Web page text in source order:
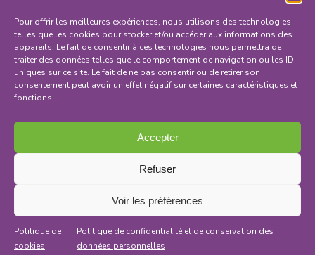
Pour offrir les meilleures expériences, nous utilisons des technologies
telles que les cookies pour stocker et/ou accéder aux informations des
appareils. Le fait de consentir à ces technologies nous permettra de
traiter des données telles que le comportement de navigation ou les ID
uniques sur ce site. Le fait de ne pas consentir ou de retirer son
consentement peut avoir un effet négatif sur certaines caractéristiques et
fonctions.
Accepter
Refuser
Voir les préférences
Politique de
cookies
Politique de confidentialité et de conservation des
données personnelles
05 55 32 59 16
contactilfg@orange.fr
Politique de confidentialité